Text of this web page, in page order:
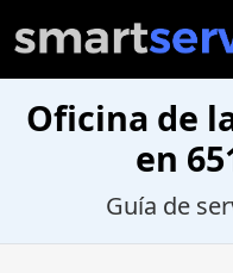
Oficina de
en
Guía de